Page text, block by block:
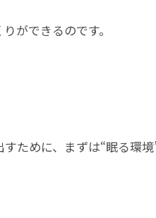
ができるのです。
めに、まずは“眠る環境